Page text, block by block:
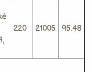
220 21005 95.48